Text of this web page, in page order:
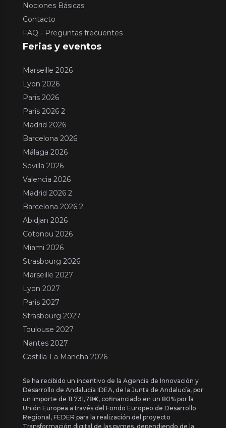
Nociones Básicas
Contacto
FAQ - Preguntas frecuentes
Ferias y eventos
Marseille 2026
Lyon 2026
Paris 2026
Paris 2026 2
Madrid 2026
Barcelona 2026
Málaga 2026
Sevilla 2026
Valencia 2026
Madrid 2026 2
Barcelona 2026 2
Abidjan 2026
Cotonou 2026
Miami 2026
Strasbourg 2026
Marseille 2027
Lyon 2027
Paris 2027
Strasbourg 2027
Toulouse 2027
Nantes 2027
Castilla-La Mancha 2026
Se ha recibido un incentivo de la Agencia de Innovación y
Desarrollo de Andalucía IDEA, de la Junta de Andalucía, por
un importe de 11.731,78€, cofinanciado en un 80% por la
Unión Europea a través del Fondo Europeo de Desarrollo
Regional, FEDER para la realización del proyecto
Transformación digital de las pymes, dependiendo de la